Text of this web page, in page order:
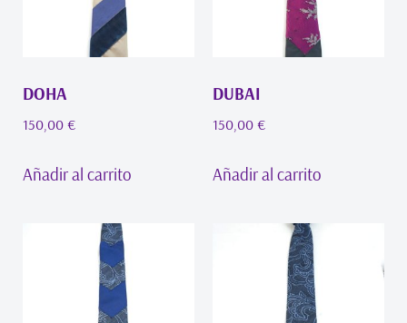
DOHA
150,00 €
Añadir al carrito
DUBAI
150,00 €
Añadir al carrito